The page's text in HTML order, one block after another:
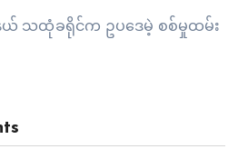
ယ် သထုံခရိုင်က ဥပဒေမဲ့ စစ်မှုထမ်း